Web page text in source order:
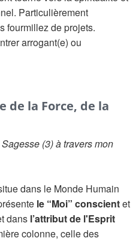
Particulièrement
fourmillez de projets.
arrogant(e) ou
de la Force, de la
(3) à travers mon
dans le Monde Humain
le “Moi” conscientet
dans l’attribut de l'Esprit
colonne, celle des